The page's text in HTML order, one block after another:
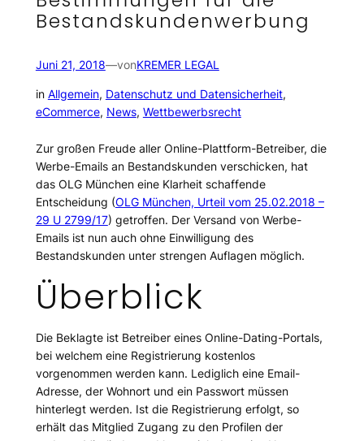
Bestandskundenwerbung
Juni 21, 2018—vonKREMER LEGAL
in Allgemein, Datenschutz und Datensicherheit
eCommerce, News, Wettbewerbsrecht
Zur großen Freude aller Online-Plattform-Betreiber, die
Werbe-Emails an Bestandskunden verschicken, hat
das OLG München eine Klarheit schaffende
Entscheidung (OLG München, Urteil vom 25.02.2018 –
29 U 2799/17) getroffen. Der Versand von Werbe-
Emails ist nun auch ohne Einwilligung des
Bestandskunden unter strengen Auflagen möglich.
Überblick
Die Beklagte ist Betreiber eines Online-Dating-Portals,
bei welchem eine Registrierung kostenlos
vorgenommen werden kann. Lediglich eine Email-
Adresse, der Wohnort und ein Passwort müssen
hinterlegt werden. Ist die Registrierung erfolgt, so
erhält das Mitglied Zugang zu den Profilen der